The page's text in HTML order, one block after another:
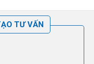
TƯ VẤN